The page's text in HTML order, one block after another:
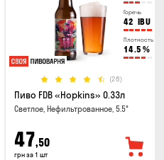
Горечь
42 IBU
Плотность
14.5 %
(28)
Пиво FDB «Hopkins» 0.33л
Светлое, Нефильтрованное, 5.5°
47,50
грн за 1 шт